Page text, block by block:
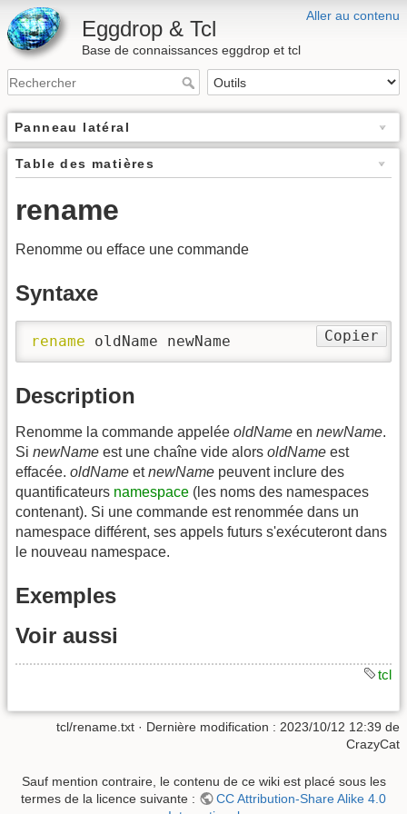
Aller au contenu
Eggdrop & Tcl
Base de connaissances eggdrop et tcl
Panneau latéral
Table des matières
rename
Renomme ou efface une commande
Syntaxe
rename oldName newName Copier
Description
Renomme la commande appelée oldName en newName.
Si newName est une chaîne vide alors oldName est
effacée. oldName etnewName peuvent inclure des
quantificateurs namespace (les noms des namespaces
contenant). Si une commande est renommée dans un
namespace différent, ses appels futurs s'exécuteront dans
le nouveau namespace.
Exemples
Voir aussi
tcl
tcl/rename.txt · Dernière modification : 2023/10/12 12:39 de
CrazyCat
Sauf mention contraire, le contenu de ce wiki est placé sous les
termes de la licence suivante :
CC Attribution-Share Alike 4.0